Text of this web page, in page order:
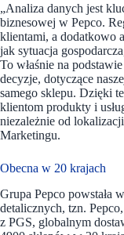
„Analiza danych jest
biznesowej w Pepco.
klientami, a dodatkowo
jak sytuacja
To właśnie na
decyzje, dotyczące
samego sklepu. Dzięki
klientom produkty i
niezależnie od
Marketingu.
Obecna w 20 krajach
Grupa Pepco powstała
detalicznych, tzn.
z PGS, globalnym